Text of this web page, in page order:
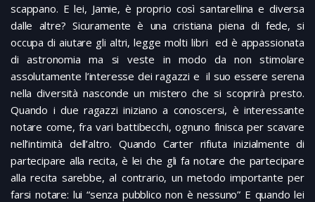
scappano. E lei, Jamie, è proprio così santarellina e diversa
dalle altre? Sicuramente è una cristiana piena di fede, si
occupa di aiutare gli altri, legge molti libri ed è appassionata
di astronomia ma si veste in modo da non stimolare
assolutamente l’interesse dei ragazzi e il suo essere serena
nella diversità nasconde un mistero che si scoprirà presto.
Quando i due ragazzi iniziano a conoscersi, è interessante
notare come, fra vari battibecchi, ognuno finisca per scavare
nell’intimità dell’altro. Quando Carter rifiuta inizialmente di
partecipare alla recita, è lei che gli fa notare che partecipare
alla recita sarebbe, al contrario, un metodo importante per
farsi notare: lui “senza pubblico non è nessuno” E quando lei